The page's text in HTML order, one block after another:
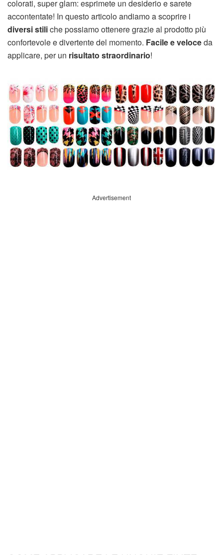
colorati, super glam: esprimete un desiderio e sarete
accontentate! In questo articolo andiamo a scoprire i
diversi stiliche possiamo ottenere grazie al prodotto più
confortevole e divertente del momento. Facile e veloceda
applicare, per un risultato straordinario!
Advertisement